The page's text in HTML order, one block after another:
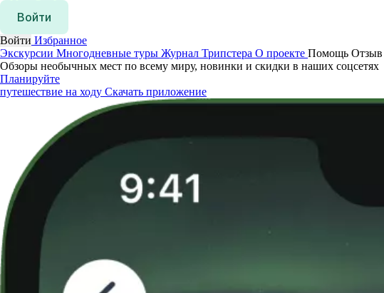
Войти
Войти Избранное
Экскурсии Многодневные туры Журнал Трипстера О проекте Помощь Отзыв
Обзоры необычных мест по всему миру, новинки и скидки в наших соцсетях
Планируйте
путешествие на ходу Скачать приложение